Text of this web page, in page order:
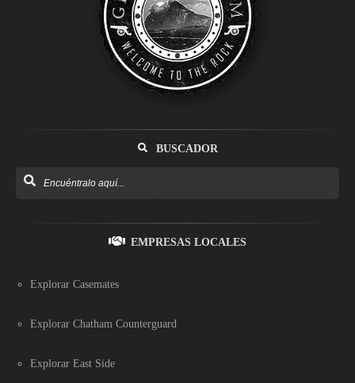
BUSCADOR
EMPRESAS LOCALES
Explorar Casemates
Explorar Chatham Counterguard
Explorar East Side